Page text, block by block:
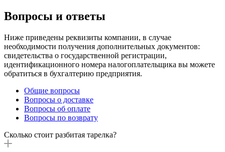
Вопросы и ответы
Ниже приведены реквизиты компании, в случае
необходимости получения дополнительных документов:
свидетельства о государственной регистрации,
идентификационного номера налогоплательщика вы можете
обратиться в бухгалтерию предприятия.
Общие вопросы
Вопросы о доставке
Вопросы об оплате
Вопросы по возврату
Сколько стоит разбитая тарелка?